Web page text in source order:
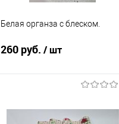
Белая органза с блеском.
260 руб. / шт